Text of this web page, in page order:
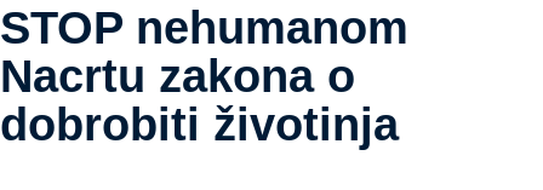
STOP nehumanom
Nacrtu zakona o
dobrobiti životinja